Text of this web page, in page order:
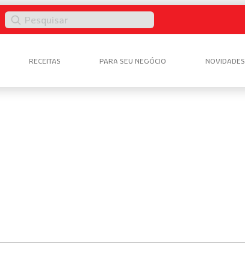
Pesquisar
RECEITAS PARA SEU NEGÓCIO NOVIDADES